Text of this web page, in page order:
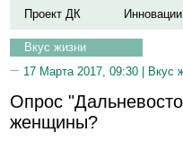
Проект ДК
Инновации
Вкус жизни
17 Марта 2017, 09:30 | Вкус
Опрос
женщины?